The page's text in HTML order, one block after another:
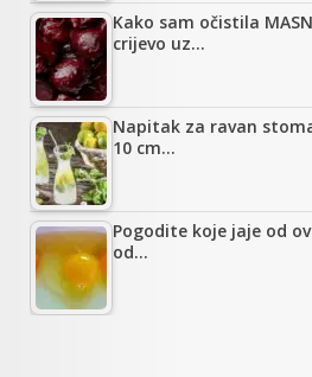
Kako sam očistila
crijevo uz…
Napitak za ravan
10 cm…
Pogodite koje jaje od
od…